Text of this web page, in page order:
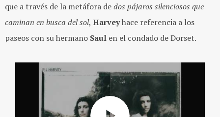
que a través de la metáfora dedos pájaros silenciosos que
caminan en busca del sol, Harveyhace referencia a los
paseos con su hermano Saul en el condado de Dorset.